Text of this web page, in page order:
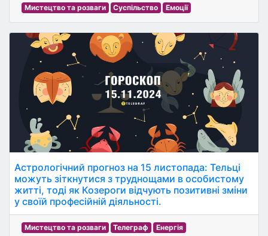
Мистецтво та розваги Суспільство Емоції
Астрологічний прогноз на 15 листопада: Тельці
можуть зіткнутися з труднощами в особистому
житті, тоді як Козероги відчують позитивні зміни
у своїй професійній діяльності.
Мистецтво та розваги Телеграф Енергія